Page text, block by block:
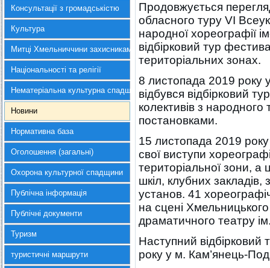
Консультації з громадськістю
Культура
Митці Хмельниччини захисникам України
Національності та релігії
Нематеріальна культурна спадщина
Новини
Нормативна база
Оголошення (загальні)
Охорона культурної спадщини
Публічна інформація
Публічні документи
Туризм
туристичні маршрути
Продовжується
обласного туру VІ
народної хореографії
відбірковий тур
територіальних зонах.
8 листопада 2019 року у
відбувся відбірковий
колективів з
постановками.
15 листопада 2019
свої виступи
територіальної зони, а
шкіл, клубних закладів,
установ. 41
на сцені
драматичного театру
Наступний відбірковий
року у м. Кам’янець-